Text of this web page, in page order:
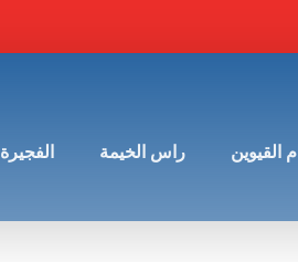
ام القيوين راس الخيمة الفجيرة